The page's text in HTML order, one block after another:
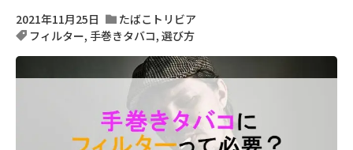
2021年11月25日
たばこトリビア
フィルター, 手巻きタバコ, 選び方